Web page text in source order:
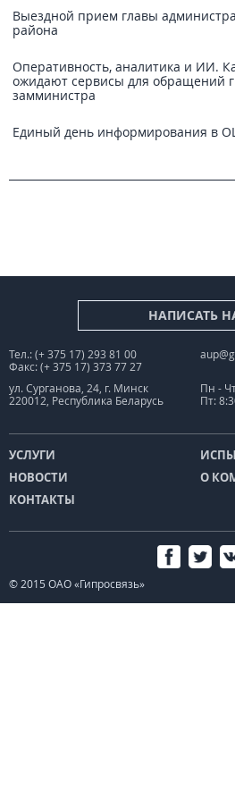
Выездной прием главы
района
Оперативность, аналитика и ИИ.
ожидают сервисы для обращений
замминистра
Единый день информирования в
НАПИСАТЬ
Тел.: (+ 375 17) 293 81 00
Факс: (+ 375 17) 373 77 27
ул. Сурганова, 24, г. Минск
220012, Республика Беларусь
Пн -
Пт:
УСЛУГИ
НОВОСТИ
О
КОНТАКТЫ
© 2015 ОАО «Гипросвязь»